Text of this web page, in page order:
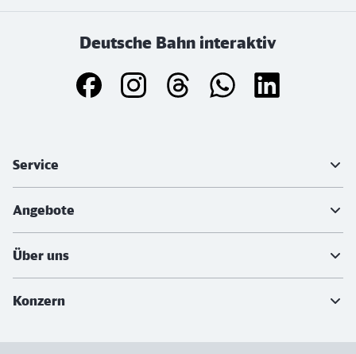
Deutsche Bahn interaktiv
Service
Angebote
Über uns
Konzern